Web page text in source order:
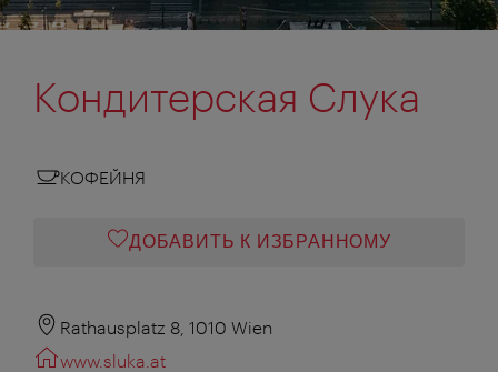
Кондитерская Слука
КОФЕЙНЯ
ДОБАВИТЬ К ИЗБРАННОМУ
Rathausplatz 8, 1010 Wien
www.sluka.at